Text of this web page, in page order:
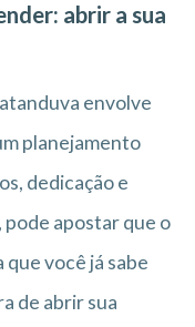
abrir a sua
envolve
planejamento
dedicação e
pode apostar que o
você já sabe
de abrir sua